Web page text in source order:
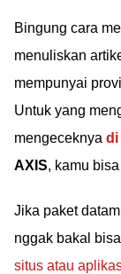
Bingung cara
menuliskan
mempunyai
Untuk yang
mengeceknya di
AXIS, kamu
Jika paket
nggak bakal
situs atau